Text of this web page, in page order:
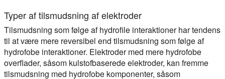
Typer af tilsmudsning af elektroder
Tilsmudsning som følge af hydrofile interaktioner har tendens
til at være mere reversibel end tilsmudsning som følge af
hydrofobe interaktioner. Elektroder med mere hydrofobe
overflader, såsom kulstofbaserede elektroder, kan fremme
tilsmudsning med hydrofobe komponenter, såsom